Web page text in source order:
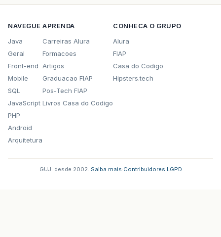
NAVEGUE
Java
Geral
Front-end
Mobile
SQL
JavaScript
PHP
Android
Arquitetura
APRENDA
Carreiras Alura
Formacoes
Artigos
Graduacao FIAP
Pos-Tech FIAP
Livros Casa do Codigo
CONHECA O GRUPO
Alura
FIAP
Casa do Codigo
Hipsters.tech
GUJ: desde 2002. Saiba mais Contribuidores LGPD